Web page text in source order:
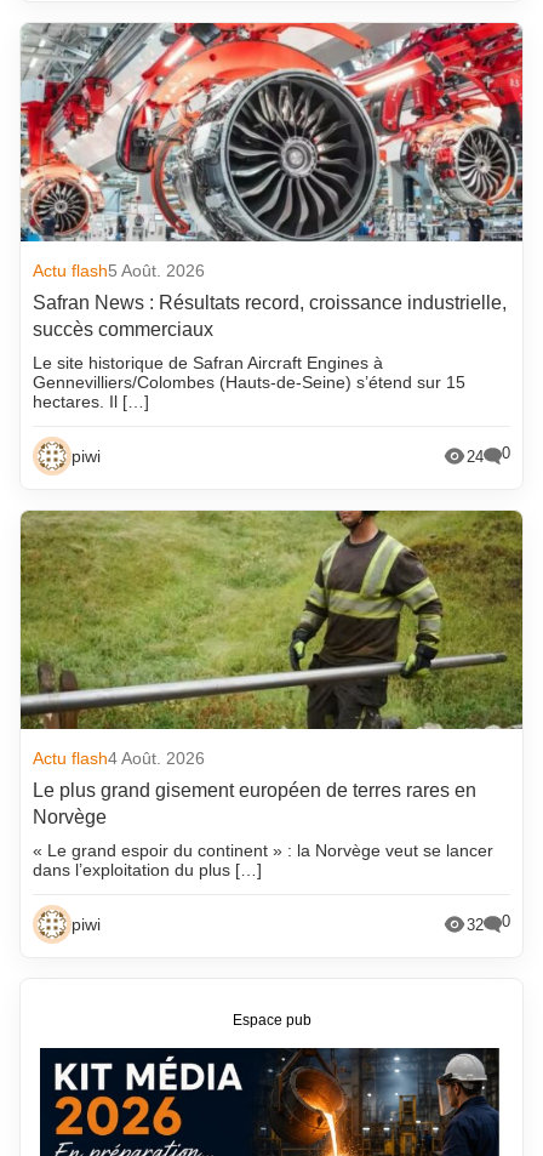
Actu flash5 Août. 2026
Safran News : Résultats record, croissance industrielle,
succès commerciaux
Le site historique de Safran Aircraft Engines à
Gennevilliers/Colombes (Hauts-de-Seine) s’étend sur 15
hectares. Il […]
piwi 24 0
Actu flash4 Août. 2026
Le plus grand gisement européen de terres rares en
Norvège
« Le grand espoir du continent » : la Norvège veut se lancer
dans l’exploitation du plus […]
piwi 32 0
Espace pub